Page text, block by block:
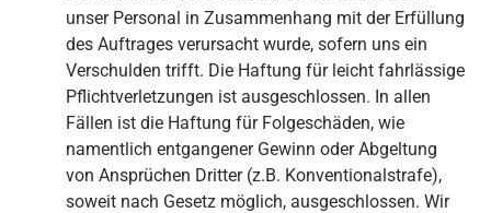
unser Personal in Zusammenhang mit der Erfüllung
des Auftrages verursacht wurde, sofern uns ein
Verschulden trifft. Die Haftung für leicht fahrlässige
Pflichtverletzungen ist ausgeschlossen. In allen
Fällen ist die Haftung für Folgeschäden, wie
namentlich entgangener Gewinn oder Abgeltung
von Ansprüchen Dritter (z.B. Konventionalstrafe),
soweit nach Gesetz möglich, ausgeschlossen. Wir